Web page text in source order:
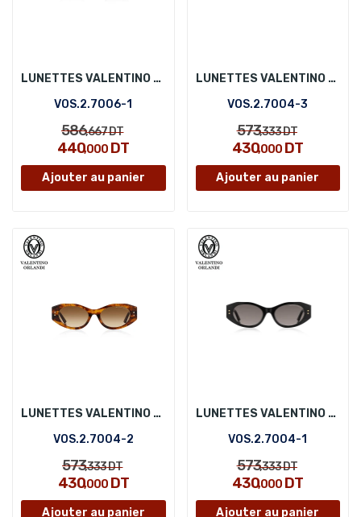
LUNETTES VALENTINO ORLANDI VOS.2.7006-1
VOS.2.7006-1
586,667DT
440,000 DT
Ajouter au panier
LUNETTES VALENTINO ORLANDI VOS.2.7004-3
VOS.2.7004-3
573,333DT
430,000 DT
Ajouter au panier
LUNETTES VALENTINO ORLANDI VOS.2.7004-2
VOS.2.7004-2
573,333DT
430,000DT
Ajouter au panier
LUNETTES VALENTINO ORLANDI VOS.2.7004-1
VOS.2.7004-1
573,333DT
430,000 DT
Ajouter au panier